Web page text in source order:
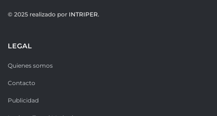
© 2025 realizado por INTRIPER.
LEGAL
Quienes somos
Contacto
Publicidad